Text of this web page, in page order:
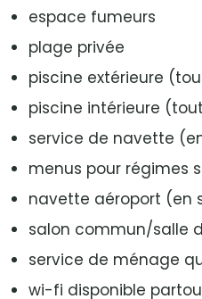
espace fumeurs
plage privée
piscine extérieure
piscine intérieure
service de navette
menus pour régimes
navette aéroport (en
salon commun/salle
service de ménage
wi-fi disponible